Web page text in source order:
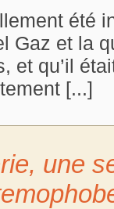
été
Gaz et la
et qu’il
[...]
une